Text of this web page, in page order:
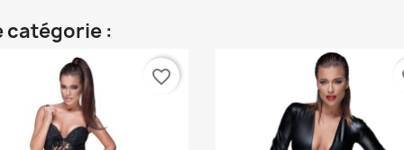
catégorie :
favorite_border